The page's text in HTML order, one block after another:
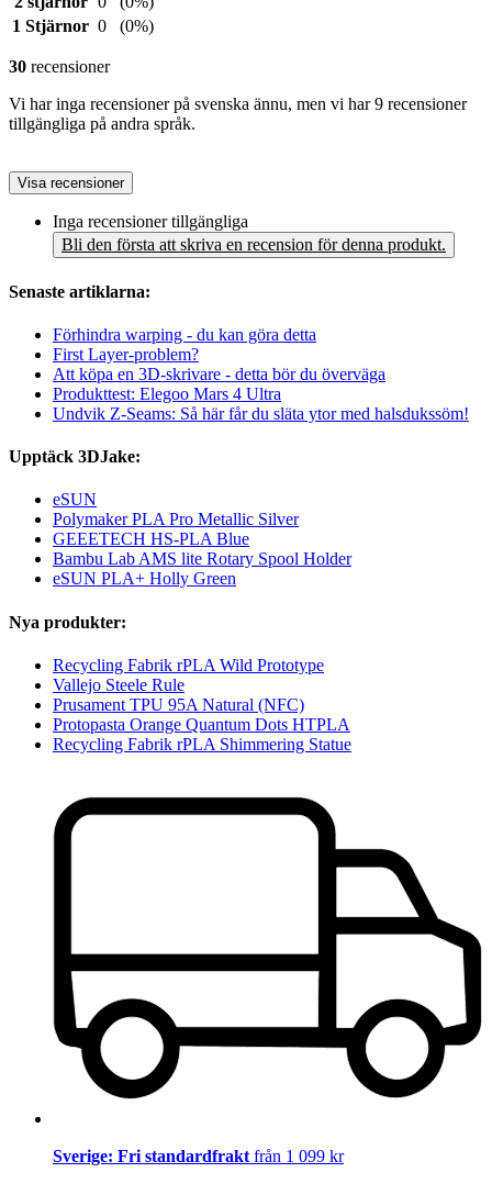
1 Stjärnor 0 (0%)
30 recensioner
Vi har inga recensioner på svenska ännu, men vi har 9 recensioner
tillgängliga på andra språk.
Visa recensioner
Inga recensioner tillgängliga
Bli den första att skriva en recension för denna produkt.
Senaste artiklarna:
Förhindra warping - du kan göra detta
First Layer-problem?
Att köpa en 3D-skrivare - detta bör du överväga
Produkttest: Elegoo Mars 4 Ultra
Undvik Z-Seams: Så här får du släta ytor med halsdukssöm!
Upptäck 3DJake:
eSUN
Polymaker PLA Pro Metallic Silver
GEEETECH HS-PLA Blue
Bambu Lab AMS lite Rotary Spool Holder
eSUN PLA+ Holly Green
Nya produkter:
Recycling Fabrik rPLA Wild Prototype
Vallejo Steele Rule
Prusament TPU 95A Natural (NFC)
Protopasta Orange Quantum Dots HTPLA
Recycling Fabrik rPLA Shimmering Statue
Sverige: Fri standardfrakt från 1 099 kr